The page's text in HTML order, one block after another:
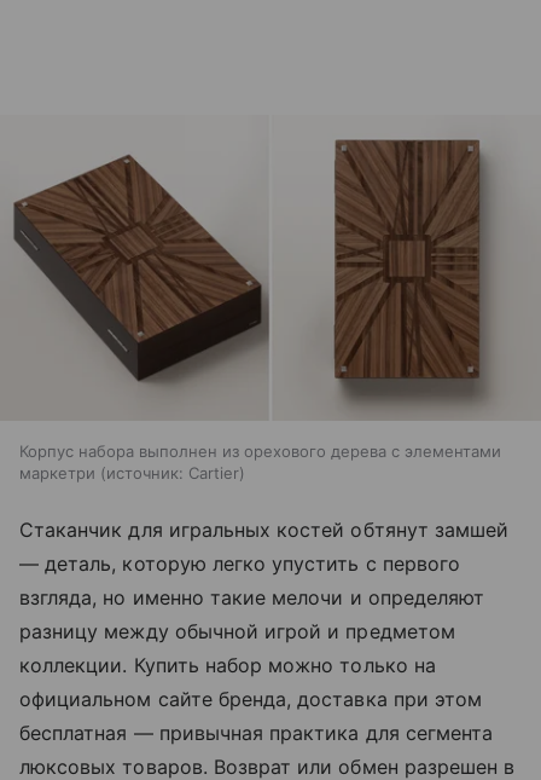
Корпус набора выполнен из орехового дерева с элементами
маркетри
источник: Cartier
Стаканчик для игральных костей обтянут замшей
— деталь, которую легко упустить с первого
взгляда, но именно такие мелочи и определяют
разницу между обычной игрой и предметом
коллекции. Купить набор можно только на
официальном сайте бренда, доставка при этом
бесплатная — привычная практика для сегмента
люксовых товаров. Возврат или обмен разрешен в